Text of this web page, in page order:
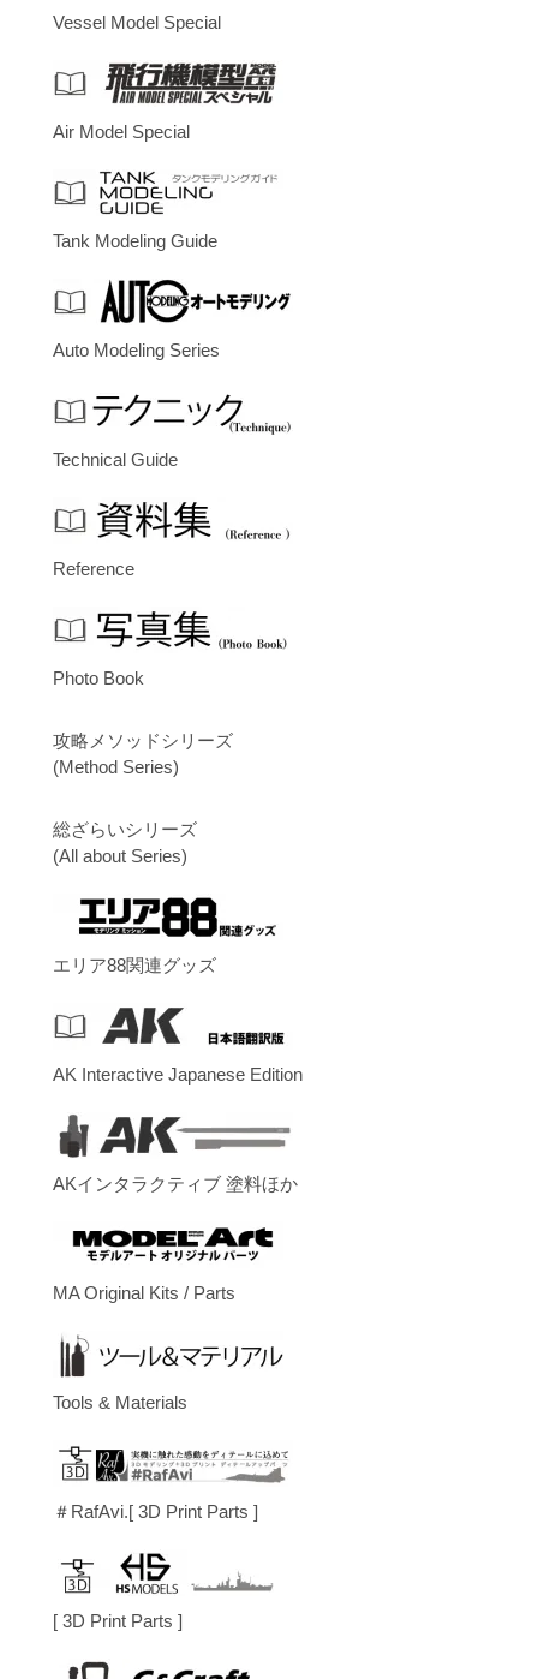
Vessel Model Special
Air Model Special
Tank Modeling Guide
Auto Modeling Series
Technical Guide
Reference
Photo Book
攻略メソッドシリーズ
(Method Series)
総ざらいシリーズ
(All about Series)
エリア88関連グッズ
AK Interactive Japanese Edition
AKインタラクティブ 塗料ほか
MA Original Kits / Parts
Tools & Materials
＃RafAvi.[ 3D Print Parts ]
[ 3D Print Parts ]